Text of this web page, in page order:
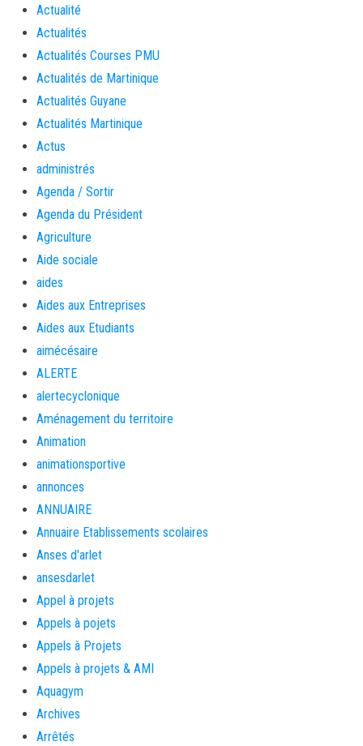
Actualité
Actualités
Actualités Courses PMU
Actualités de Martinique
Actualités Guyane
Actualités Martinique
Actus
administrés
Agenda / Sortir
Agenda du Président
Agriculture
Aide sociale
aides
Aides aux Entreprises
Aides aux Etudiants
aimécésaire
ALERTE
alertecyclonique
Aménagement du territoire
Animation
animationsportive
annonces
ANNUAIRE
Annuaire Etablissements scolaires
Anses d'arlet
ansesdarlet
Appel à projets
Appels à pojets
Appels à Projets
Appels à projets & AMI
Aquagym
Archives
Arrêtés